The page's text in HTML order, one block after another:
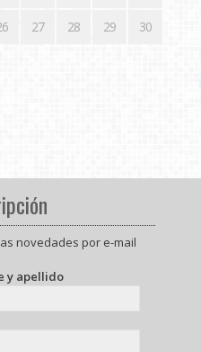
27 28 29 30
novedades por e-mail
y apellido